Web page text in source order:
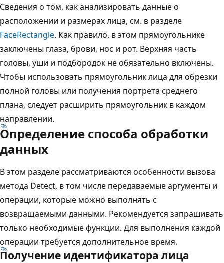
Сведения о том, как анализировать данные о
расположении и размерах лица, см. в разделе
FaceRectangle. Как правило, в этом прямоугольнике
заключены глаза, брови, нос и рот. Верхняя часть
головы, уши и подбородок не обязательно включены.
Чтобы использовать прямоугольник лица для обрезки
полной головы или получения портрета среднего
плана, следует расширить прямоугольник в каждом
направлении.
Определение способа обработки
данных
В этом разделе рассматриваются особенности вызова
метода Detect, в том числе передаваемые аргументы и
операции, которые можно выполнять с
возвращаемыми данными. Рекомендуется запрашивать
только необходимые функции. Для выполнения каждой
операции требуется дополнительное время.
Получение идентификатора лица